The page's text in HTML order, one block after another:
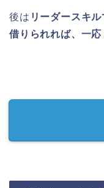
後は リーダースキ
借りられれば、一